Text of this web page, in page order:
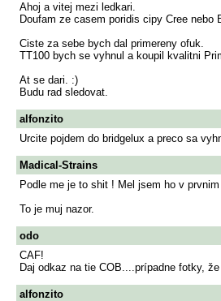
Ahoj a vitej mezi ledkari.
Doufam ze casem poridis cipy Cree nebo
Ciste za sebe bych dal primereny ofuk.
TT100 bych se vyhnul a koupil kvalitni
At se dari. :)
Budu rad sledovat.
alfonzito
Urcite pojdem do bridgelux a preco sa
Madical-Strains
Podle me je to shit ! Mel jsem ho v
To je muj nazor.
odo
CAF!
Daj odkaz na tie COB....prípadne fotky,
alfonzito